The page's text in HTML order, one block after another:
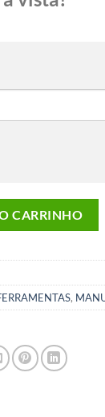
CARRINHO
,